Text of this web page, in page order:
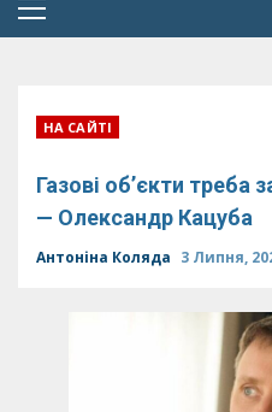
Primary
НА САЙТІ
Газові об’єкти треба
— Олександр Кацуба
Антоніна Коляда 3 Липня,